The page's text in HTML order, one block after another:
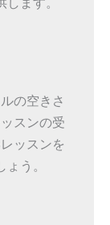
の空きさ
スンの受
ッスンを
う。